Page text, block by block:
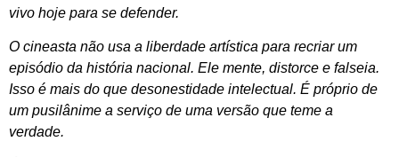
vivo hoje para se defender.
O cineasta não usa a liberdade artística para recriar um
episódio da história nacional. Ele mente, distorce e falseia.
Isso é mais do que desonestidade intelectual. É próprio de
um pusilânime a serviço de uma versão que teme a
verdade.